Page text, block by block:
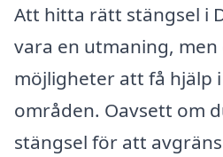
Att hitta rätt stängsel i
vara en utmaning,
möjligheter att få hjälp
områden. Oavsett om
stängsel för att